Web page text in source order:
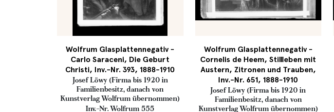
Wolfrum Glasplattennegativ -
Carlo Saraceni, Die Geburt
Christi, Inv.-Nr. 393, 1888-1910
Josef Löwy (Firma bis 1920 in
Familienbesitz, danach von
Kunstverlag Wolfrum übernommen)
Inv.-Nr. Wolfrum 555
Wolfrum Glasplattennegativ -
Cornelis de Heem, Stillleben mit
Austern, Zitronen und Trauben,
Inv.-Nr. 651, 1888-1910
Josef Löwy (Firma bis 1920 in
Familienbesitz, danach von
Kunstverlag Wolfrum übernommen)